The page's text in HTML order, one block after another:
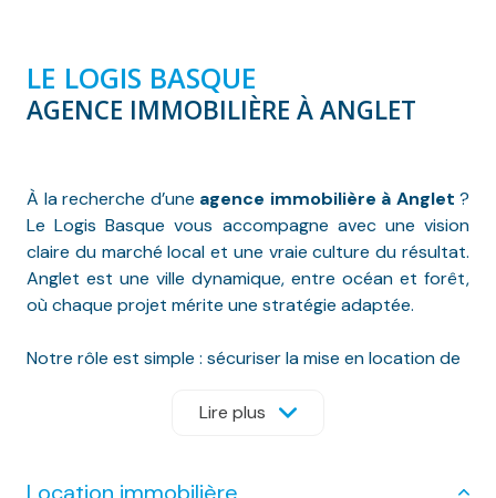
LE LOGIS BASQUE
AGENCE IMMOBILIÈRE À ANGLET
À la recherche d’une agence immobilière à Anglet ?
Le Logis Basque vous accompagne avec une vision
claire du marché local et une vraie culture du résultat.
Anglet est une ville dynamique, entre océan et forêt,
où chaque projet mérite une stratégie adaptée.
Notre rôle est simple : sécuriser la mise en location de
Lire plus
Location immobilière